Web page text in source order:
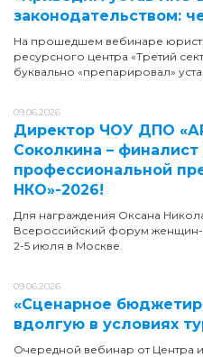
законодательством:
На прошедшем вебинаре
ресурсного центра «Третий
буквально «препарировал»
09.06.2026
Директор ЧОУ ДПО
Соколкина –
профессиональной
НКО»-2026!
Для награждения Оксана
Всероссийский форум
2-5 июля в Москве.
09.06.2026
«Сценарное
вдолгую в условиях
Очередной вебинар от Центра